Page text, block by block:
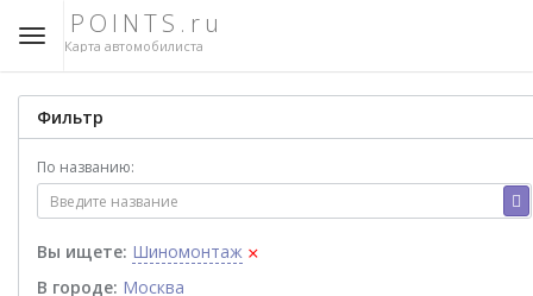
POINTS.ru
Карта автомобилиста
Фильтр
По названию:
Вы ищете: Шиномонтаж ×
В городе: Москва